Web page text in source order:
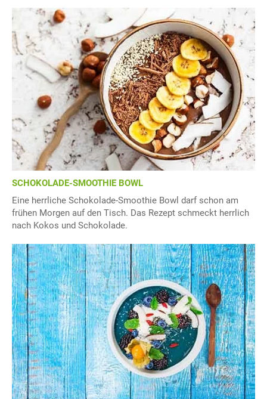
SCHOKOLADE-SMOOTHIE BOWL
Eine herrliche Schokolade-Smoothie Bowl darf schon am
frühen Morgen auf den Tisch. Das Rezept schmeckt herrlich
nach Kokos und Schokolade.